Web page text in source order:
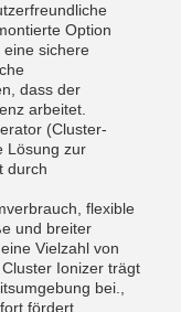
Option
eine sichere
dass der
arbeitet.
(Cluster-
Lösung zur
durch
flexible
und breiter
Vielzahl von
Ionizer trägt
bei.,
fördert.